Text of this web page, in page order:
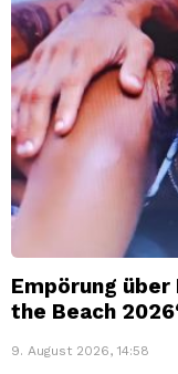
Empörung über
the Beach
9. August 2026, 14:58